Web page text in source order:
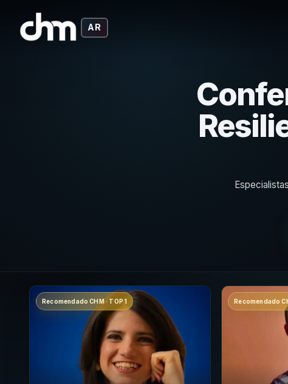
AR
Recomendado CHM · TOP 1 Recomendado